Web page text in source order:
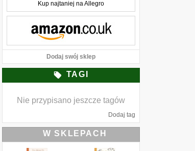
Kup najtaniej na Allegro
Dodaj swój sklep
TAGI
Nie przypisano jeszcze tagów
Dodaj tag
W SKLEPACH